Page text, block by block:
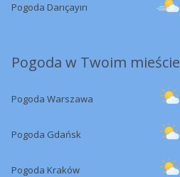
Pogoda Darıçayırı
Pogoda w Twoim mieście
Pogoda Warszawa
Pogoda Gdańsk
Pogoda Kraków